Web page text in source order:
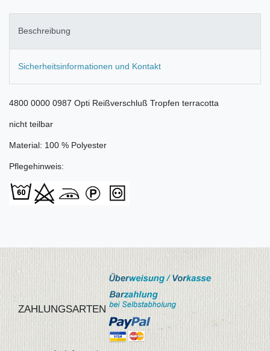
Beschreibung
Sicherheitsinformationen und Kontakt
4800 0000 0987 Opti Reißverschluß Tropfen terracotta
nicht teilbar
Material: 100 % Polyester
Pflegehinweis:
ZAHLUNGSARTEN